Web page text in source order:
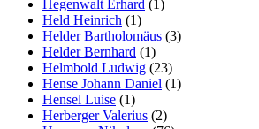
Hegenwalt Erhard (1)
Held Heinrich (1)
Helder Bartholomäus (3)
Helder Bernhard (1)
Helmbold Ludwig (23)
Hense Johann Daniel (1)
Hensel Luise (1)
Herberger Valerius (2)